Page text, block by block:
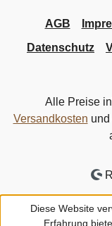
AGB
Datenschutz
Alle Preise
Versandkosten
Diese Website
Erfahrung